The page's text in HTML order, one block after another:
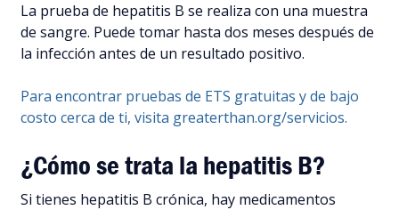
La prueba de hepatitis B se realiza con una muestra
de sangre. Puede tomar hasta dos meses después de
la infección antes de un resultado positivo.
Para encontrar pruebas de ETS gratuitas y de bajo
costo cerca de ti, visita greaterthan.org/servicios.
¿Cómo se trata la hepatitis B?
Si tienes hepatitis B crónica, hay medicamentos